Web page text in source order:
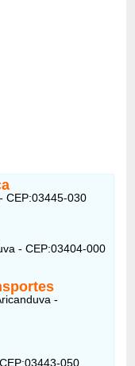
CEP:03445-030
- CEP:03404-000
-
050